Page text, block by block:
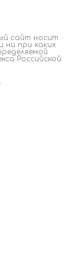
сайт носит
ни при каких
Российской